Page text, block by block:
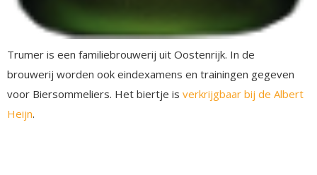
Trumer is een familiebrouwerij uit Oostenrijk. In de
brouwerij worden ook eindexamens en trainingen gegeven
voor Biersommeliers. Het biertje is verkrijgbaar bij de Albert
Heijn.